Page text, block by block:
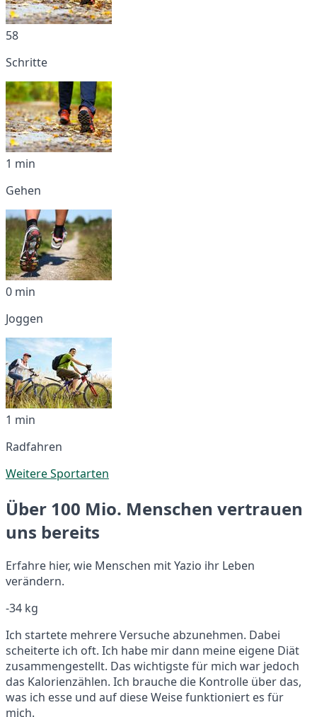
58
Schritte
1 min
Gehen
0 min
Joggen
1 min
Radfahren
Weitere Sportarten
Über 100 Mio. Menschen vertrauen
uns bereits
Erfahre hier, wie Menschen mit Yazio ihr Leben
verändern.
-34 kg
Ich startete mehrere Versuche abzunehmen. Dabei
scheiterte ich oft. Ich habe mir dann meine eigene Diät
zusammengestellt. Das wichtigste für mich war jedoch
das Kalorienzählen. Ich brauche die Kontrolle über das,
was ich esse und auf diese Weise funktioniert es für
mich.